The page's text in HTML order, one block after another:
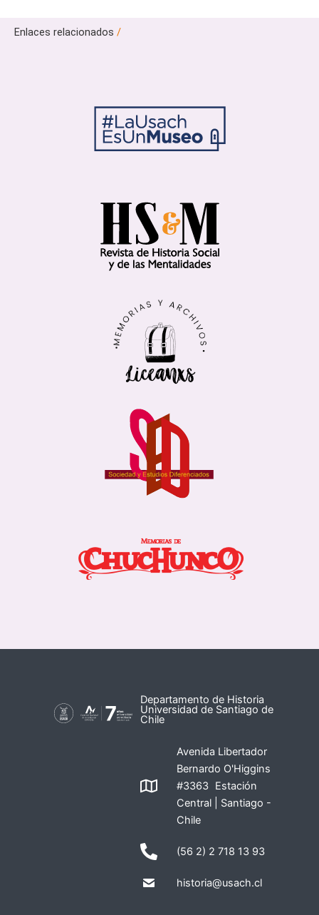
Enlaces relacionados /
Departamento de Historia
Universidad de Santiago de
Chile
Avenida Libertador
Bernardo O'Higgins
#3363 Estación
Central | Santiago -
Chile
(56 2) 2 718 13 93
historia@usach.cl